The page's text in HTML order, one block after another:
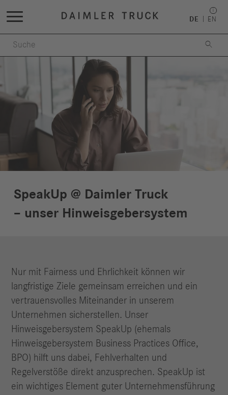
DE EN

SpeakUp @ Daimler Truck
– unser Hinweisgebersystem
Nur mit Fairness und Ehrlichkeit können wir
langfristige Ziele gemeinsam erreichen und ein
vertrauensvolles Miteinander in unserem
Unternehmen sicherstellen. Unser
Hinweisgebersystem SpeakUp (ehemals
Hinweisgebersystem Business Practices Office,
BPO) hilft uns dabei, Fehlverhalten und
Regelverstöße direkt anzusprechen. SpeakUp ist
ein wichtiges Element guter Unternehmensführung